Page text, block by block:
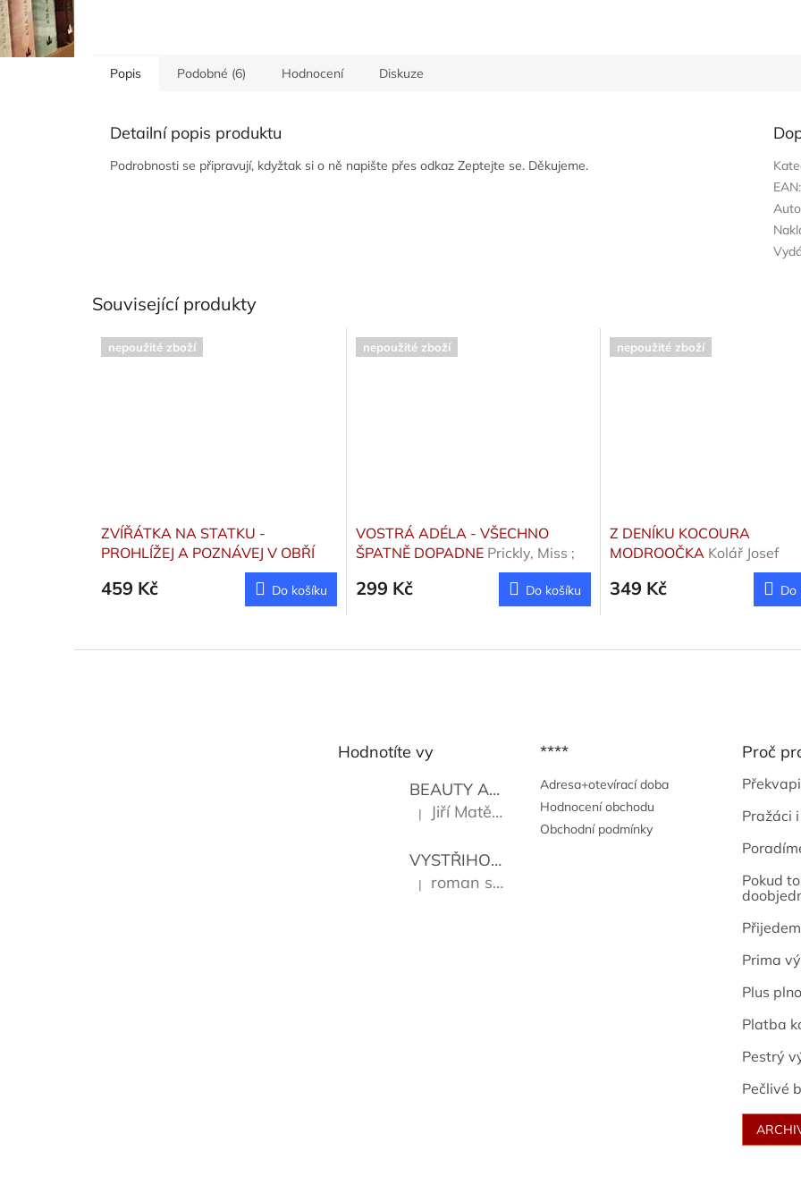
Popis Podobné (6) Hodnocení Diskuze
Detailní popis produktu
Podrobnosti se připravují, kdyžtak si o ně napište přes odkaz Zeptejte se. Děkujeme.
EAN:
Související produkty
nepoužité zboží
ZVÍŘÁTKA NA STATKU -
PROHLÍŽEJ A POZNÁVEJ V OBŘÍ
459 Kč Do košíku
nepoužité zboží
VOSTRÁ ADÉLA - VŠECHNO
ŠPATNĚ DOPADNE Prickly, Miss ;
299 Kč Do košíku
nepoužité zboží
Z DENÍKU KOCOURA
MODROOČKA Kolář Josef
349 Kč Do
Hodnotíte vy
BEAUTY AND THE BEAT
Go Go's
Hodnocení produktu je 5 z 5 hvězdiček.
| Jiří Matějů
VYSTŘIHOVÁNKY - PRAŽSKÉ PAMÁTKY Kropáček
Hodnocení produktu je 5 z 5 hvězdiček.
| roman sekanina
****
Adresa+otevírací doba
Hodnocení obchodu
Obchodní podmínky
Proč
Pražáci
Pokud
Prima
Plus
Platba
Pestrý
Pečlivé